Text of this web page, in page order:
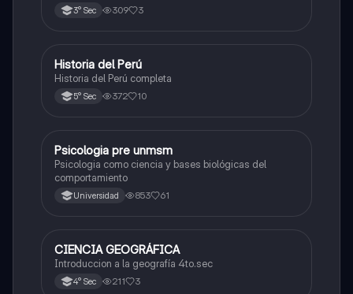
3° Sec 309 3
Ciencias Sociales
Historia del Perú
Historia del Perú completa
5° Sec 372 10
Ciencias Sociales
Psicologia pre unmsm
Psicologia como ciencia y bases biológicas del
comportamiento
Universidad 853 61
Ciencias Sociales
CIENCIA GEOGRÁFICA
Introduccion a la geografía 4to.sec
4° Sec 211 3